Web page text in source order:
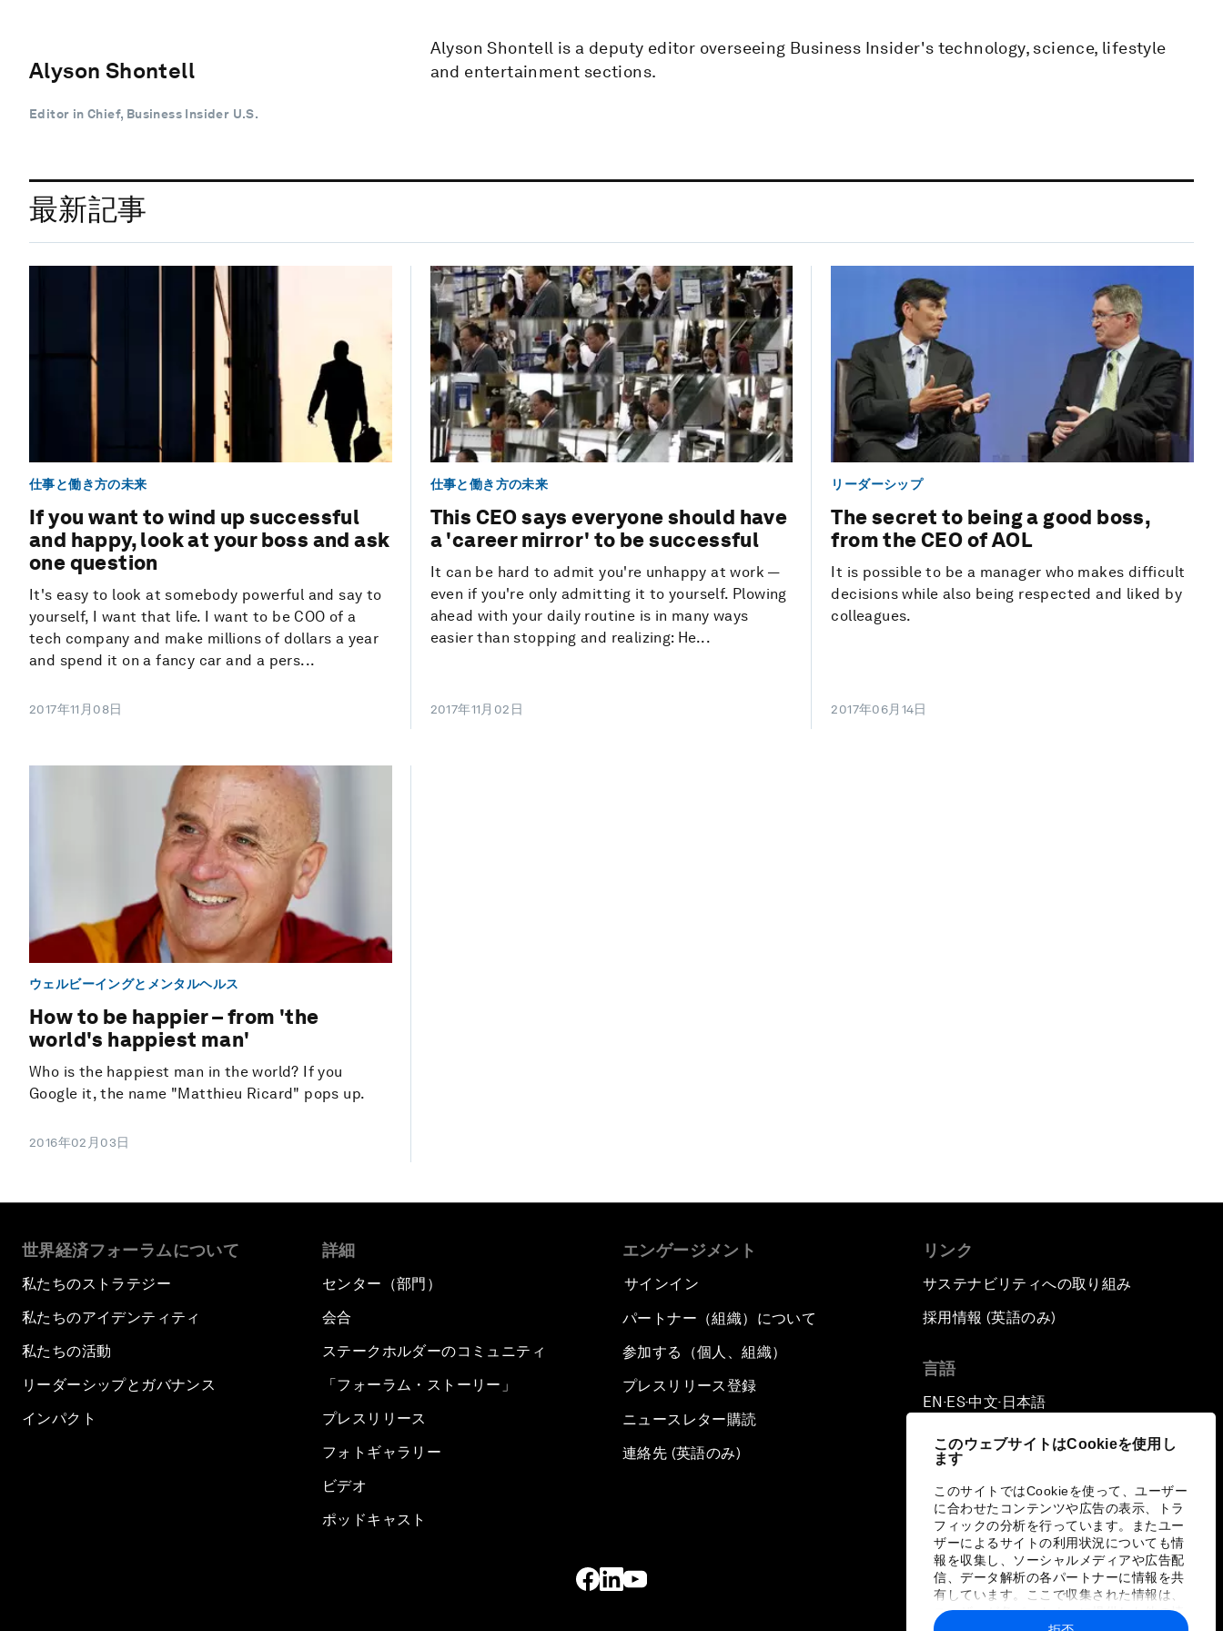
このウェブサイトはCookieを使用し
ます
このサイトではCookieを使って、ユーザー
に合わせたコンテンツや広告の表示、トラ
フィックの分析を行っています。またユー
ザーによるサイトの利用状況についても情
報を収集し、ソーシャルメディアや広告配
信、データ解析の各パートナーに情報を共
有しています。ここで収集された情報は、
ユーザーが各パートナーに提供した他の情
Alyson Shontell
Editor in Chief, Business Insider U.S.
Alyson Shontell is a deputy editor overseeing Business Insider's technology, science, lifestyle
and entertainment sections.
最新記事
仕事と働き方の未来
If you want to wind up successful
and happy, look at your boss and ask
one question
It's easy to look at somebody powerful and say to
yourself, I want that life. I want to be COO of a
tech company and make millions of dollars a year
and spend it on a fancy car and a pers...
2017年11月08日
仕事と働き方の未来
This CEO says everyone should have
a 'career mirror' to be successful
It can be hard to admit you're unhappy at work —
even if you're only admitting it to yourself. Plowing
ahead with your daily routine is in many ways
easier than stopping and realizing: He...
2017年11月02日
リーダーシップ
The secret to being a good boss,
from the CEO of AOL
It is possible to be a manager who makes difficult
decisions while also being respected and liked by
colleagues.
2017年06月14日
ウェルビーイングとメンタルヘルス
How to be happier – from 'the
world's happiest man'
Who is the happiest man in the world? If you
Google it, the name "Matthieu Ricard" pops up.
2016年02月03日
世界経済フォーラムについて
私たちのストラテジー
私たちのアイデンティティ
私たちの活動
リーダーシップとガバナンス
インパクト
詳細
センター（部門）
会合
ステークホルダーのコミュニティ
「フォーラム・ストーリー」
プレスリリース
フォトギャラリー
ビデオ
ポッドキャスト
エンゲージメント
サインイン
パートナー（組織）について
参加する（個人、組織）
プレスリリース登録
ニュースレター購読
連絡先 (英語のみ)
リンク
サステナビリティへの取り組み
採用情報 (英語のみ)
言語
EN ▪ ES▪中文▪ 日本語